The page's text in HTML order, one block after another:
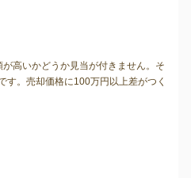
高いかどうか見当が付きません。そ
す。売却価格に100万円以上差がつく